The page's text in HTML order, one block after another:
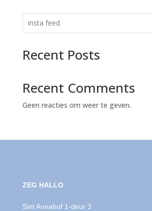
Recent Posts
Recent Comments
Geen reacties om weer te geven.
ZEG HALLO
Sint Annahof 1-deur 3